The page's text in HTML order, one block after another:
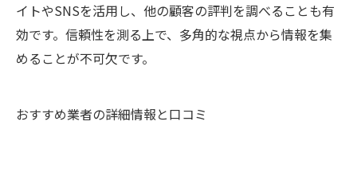
イトやSNSを活用し、他の顧客の評判を調べることも有
効です。信頼性を測る上で、多角的な視点から情報を集
めることが不可欠です。
おすすめ業者の詳細情報と口コミ